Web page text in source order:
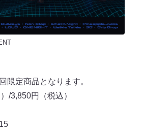
限定商品となります。
）/3,850円（税込）